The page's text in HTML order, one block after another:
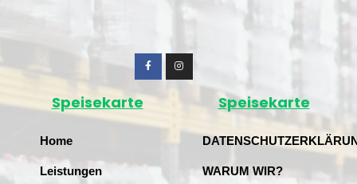
Speisekarte
Home
Leistungen
Speisekarte
WARUM WIR?